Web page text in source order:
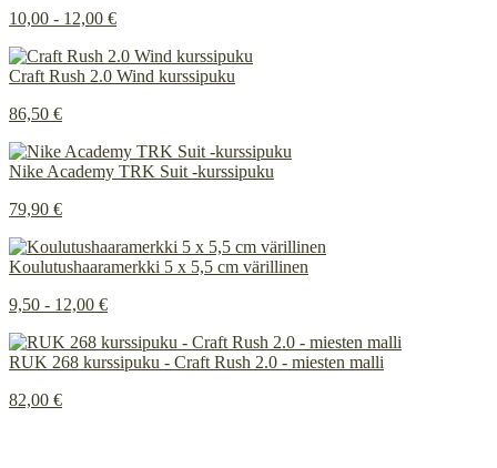
10,00 - 12,00 €
Craft Rush 2.0 Wind kurssipuku
86,50 €
Nike Academy TRK Suit -kurssipuku
79,90 €
Koulutushaaramerkki 5 x 5,5 cm värillinen
9,50 - 12,00 €
RUK 268 kurssipuku - Craft Rush 2.0 - miesten malli
82,00 €